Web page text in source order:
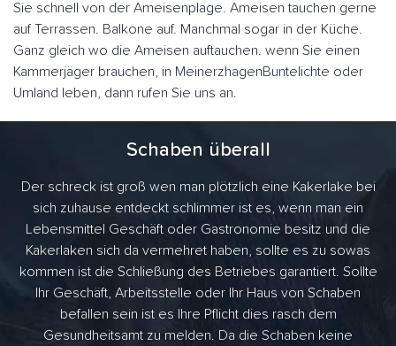
Sie schnell von der Ameisenplage. Ameisen tauchen gerne
auf Terrassen. Balkone auf. Manchmal sogar in der Küche.
Ganz gleich wo die Ameisen auftauchen. wenn Sie einen
Kammerjäger brauchen, in MeinerzhagenBuntelichte oder
Umland leben, dann rufen Sie uns an.
Schaben überall
Der schreck ist groß wen man plötzlich eine Kakerlake bei
sich zuhause entdeckt schlimmer ist es, wenn man ein
Lebensmittel Geschäft oder Gastronomie besitz und die
Kakerlaken sich da vermehret haben, sollte es zu sowas
kommen ist die Schließung des Betriebes garantiert. Sollte
Ihr Geschäft, Arbeitsstelle oder Ihr Haus von Schaben
befallen sein ist es Ihre Pflicht dies rasch dem
Gesundheitsamt zu melden. Da die Schaben keine